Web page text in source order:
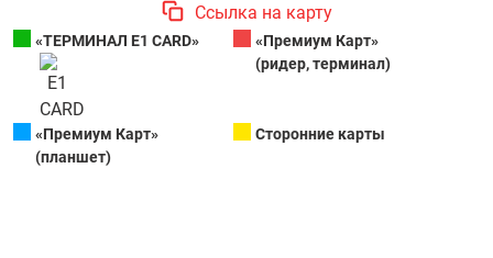
Ссылка на карту
«ТЕРМИНАЛ Е1 CARD»
«Премиум Карт»
(ридер, терминал)
«Премиум Карт»
(планшет)
Сторонние карты